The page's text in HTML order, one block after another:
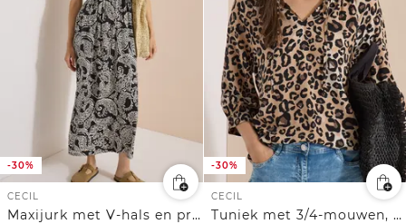
-30%
CECIL
Maxijurk met V-hals en print
-30%
CECIL
Tuniek met 3/4-mouwen, split in de hals en print